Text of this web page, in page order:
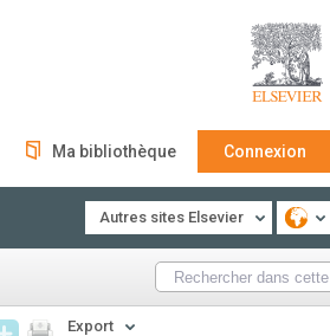
Ma bibliothèque Connexion
Autres sites Elsevier
Export